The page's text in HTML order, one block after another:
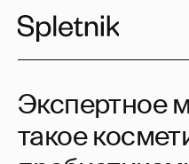
Экспертное
такое